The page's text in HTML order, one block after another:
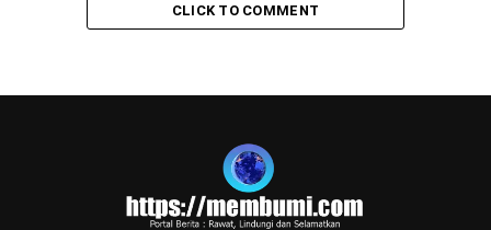
CLICK TO COMMENT